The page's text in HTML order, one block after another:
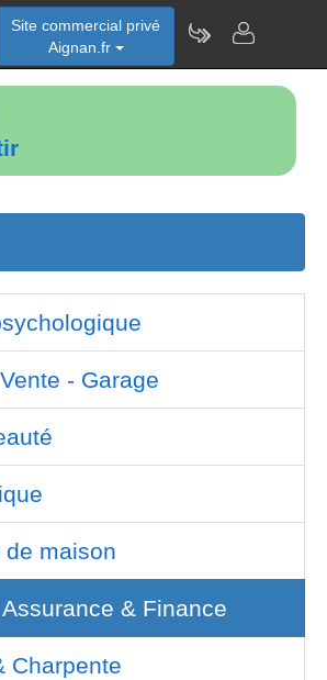
Site commercial privé
Aignan.fr
- Garage
de maison
& Finance
Charpente